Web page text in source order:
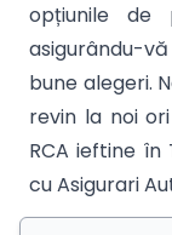
opțiunile de
asigurându-
bune alegeri.
revin la noi
RCA ieftine în
cu Asigurari